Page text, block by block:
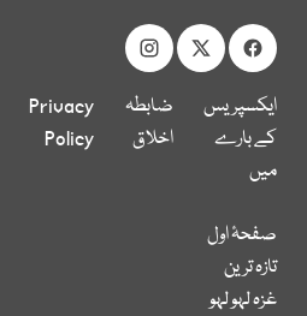
ایکسپریس
کے بارے
میں
ضابطہ
اخلاق
Privacy
Policy
صفحۂ اول
تازہ ترین
غزہ لہو لہو